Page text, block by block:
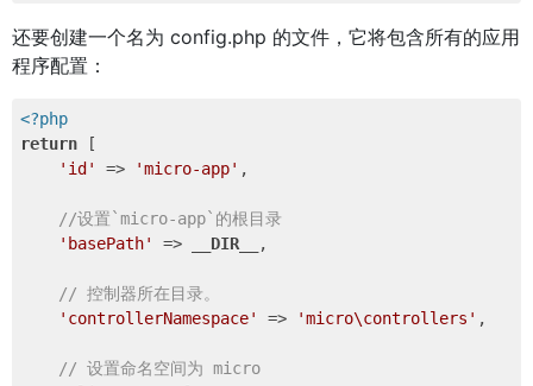
还要创建一个名为 config.php 的文件，它将包含所有的应用
程序配置：
<?php
return [
'id'
=> 'micro-app' ,
//设置`micro-app`的根目录
'basePath'
=> __DIR__ ,
// 控制器所在目录。
'controllerNamespace'
=> 'micro\controllers' ,
// 设置命名空间为 micro